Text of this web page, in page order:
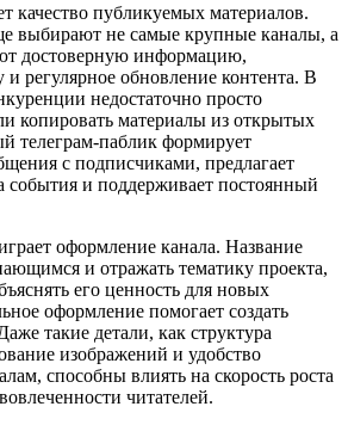
качество публикуемых материалов.
выбирают не самые крупные каналы, а
достоверную информацию,
регулярное обновление контента. В
недостаточно просто
копировать материалы из открытых
телеграм-паблик формирует
с подписчиками, предлагает
события и поддерживает постоянный
оформление канала. Название
и отражать тематику проекта,
его ценность для новых
оформление помогает создать
такие детали, как структура
изображений и удобство
способны влиять на скорость роста
читателей.